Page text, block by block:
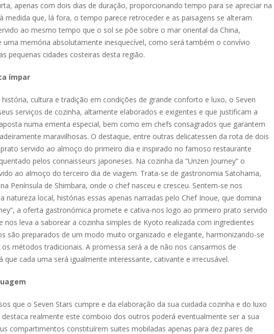
apenas com dois dias de duração, proporcionando tempo para se apreciar na
medida que, lá fora, o tempo parece retroceder e as paisagens se alteram
ao mesmo tempo que o sol se põe sobre o mar oriental da China,
memória absolutamente inesquecível, como será também o convívio
pequenas cidades costeiras desta região.
ímpar
cultura e tradição em condições de grande conforto e luxo, o Seven
serviços de cozinha, altamente elaborados e exigentes e que justificam a
numa ementa especial, bem como em chefs consagrados que garantem
maravilhosas. O destaque, entre outras delicatessen da rota de dois
servido ao almoço do primeiro dia e inspirado no famoso restaurante
pelos connaisseurs japoneses. Na cozinha da “Unzen Journey” o
ao almoço do terceiro dia de viagem. Trata-se de gastronomia Satohama,
Península de Shimbara, onde o chef nasceu e cresceu. Sentem-se nos
natureza local, histórias essas apenas narradas pelo Chef Inoue, que domina
a oferta gastronómica promete e cativa-nos logo ao primeiro prato servido
nos leva a saborear a cozinha simples de Kyoto realizada com ingredientes
são preparados de um modo muito organizado e elegante, harmonizando-se
métodos tradicionais. A promessa será a de não nos cansarmos de
que cada uma será igualmente interessante, cativante e irrecusável.
que o Seven Stars cumpre e da elaboração da sua cuidada cozinha e do luxo
realmente este comboio dos outros poderá eventualmente ser a sua
compartimentos constituírem suites mobiladas apenas para dez pares de